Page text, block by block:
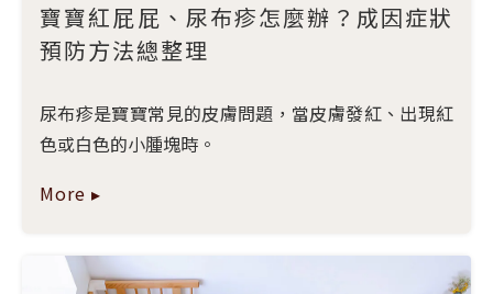
寶寶紅屁屁、尿布疹怎麼辦？成因症狀
預防方法總整理
尿布疹是寶寶常見的皮膚問題，當皮膚發紅、出現紅
色或白色的小腫塊時。
More ▸